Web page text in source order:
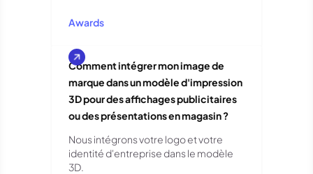
Awards
Comment intégrer mon image de
marque dans un modèle d'impression
3D pour des affichages publicitaires
ou des présentations en magasin ?
Nous intégrons votre logo et votre
identité d'entreprise dans le modèle
3D.